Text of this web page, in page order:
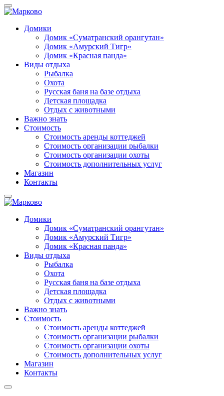
Домики
Домик «Суматранский орангутан»
Домик «Амурский Тигр»
Домик «Красная панда»
Виды отдыха
Рыбалка
Охота
Русская баня на базе отдыха
Детская площадка
Отдых с животными
Важно знать
Стоимость
Стоимость аренды коттеджей
Стоимость организации рыбалки
Стоимость организации охоты
Стоимость дополнительных услуг
Магазин
Контакты
Домики
Домик «Суматранский орангутан»
Домик «Амурский Тигр»
Домик «Красная панда»
Виды отдыха
Рыбалка
Охота
Русская баня на базе отдыха
Детская площадка
Отдых с животными
Важно знать
Стоимость
Стоимость аренды коттеджей
Стоимость организации рыбалки
Стоимость организации охоты
Стоимость дополнительных услуг
Магазин
Контакты